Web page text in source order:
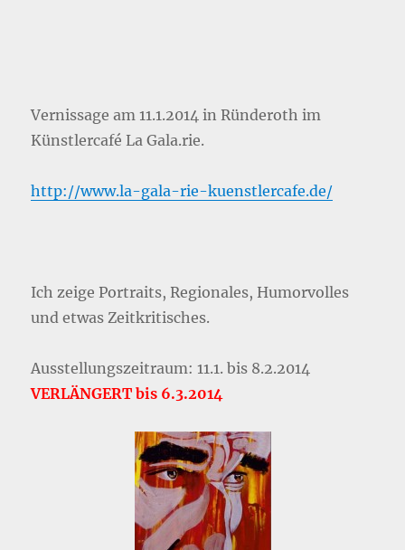
Vernissage am 11.1.2014 in Ründeroth im
Künstlercafé La Gala.rie.
http://www.la-gala-rie-kuenstlercafe.de/
Ich zeige Portraits, Regionales, Humorvolles
und etwas Zeitkritisches.
Ausstellungszeitraum: 11.1. bis 8.2.2014
VERLÄNGERT bis 6.3.2014